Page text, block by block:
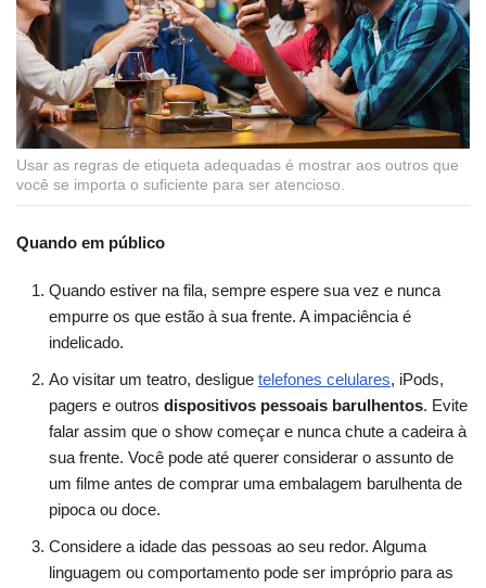
Usar as regras de etiqueta adequadas é mostrar aos outros que
você se importa o suficiente para ser atencioso.
Quando em público
Quando estiver na fila, sempre espere sua vez e nunca
empurre os que estão à sua frente. A impaciência é
indelicado.
Ao visitar um teatro, desligue telefones celulares, iPods,
pagers e outros dispositivos pessoais barulhentos. Evite
falar assim que o show começar e nunca chute a cadeira à
sua frente. Você pode até querer considerar o assunto de
um filme antes de comprar uma embalagem barulhenta de
pipoca ou doce.
Considere a idade das pessoas ao seu redor. Alguma
linguagem ou comportamento pode ser impróprio para as